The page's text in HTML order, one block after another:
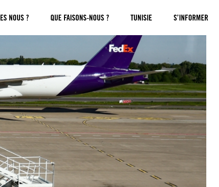
NOUS ? QUE FAISONS-NOUS ? TUNISIE S’INFORMER